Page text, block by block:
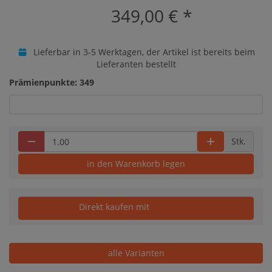
349,00 € *
Lieferbar in 3-5 Werktagen, der Artikel ist bereits beim
Lieferanten bestellt
Prämienpunkte: 349
Stk.
in den Warenkorb legen
Direkt kaufen mit
alle Varianten